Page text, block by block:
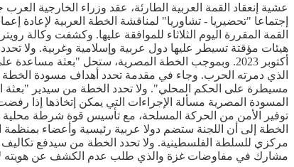
عشية إنعقاد القمة العربية الطارئة، عقد وزراء الخارجية
إجتماعا "تحضيريا - تشاوريا" لمناقشة الخطة العربية
القمة المقررة اليوم الثلاثاء للموافقة عليها. وكشفت
هيئات مؤقتة تسيطر عليها دول عربية وإسلامية وغربية. ولا
أكتوبر 2023. وبموجب الخطة المصرية، ستحل "بعثة
الذي دمرته الحرب. وجاء في مقدمة تحدد أهداف مسودة الخطة
مسيطرة على الحكم المحلي". ولا تحدد الخطة من سيدير
المسودة المصرية مسألة الإجراءات التي يمكن إتخاذها إذا
توفير الأمن من الحركة المسلحة، مع تأسيس قوة شرطة محلية
الخطة إلى أن اللجنة ستضم دولا عربية رئيسية وأعضاء بمنظمة
مشارك في مفاوضات غزة والذي طلب عدم الكشف عن هويته